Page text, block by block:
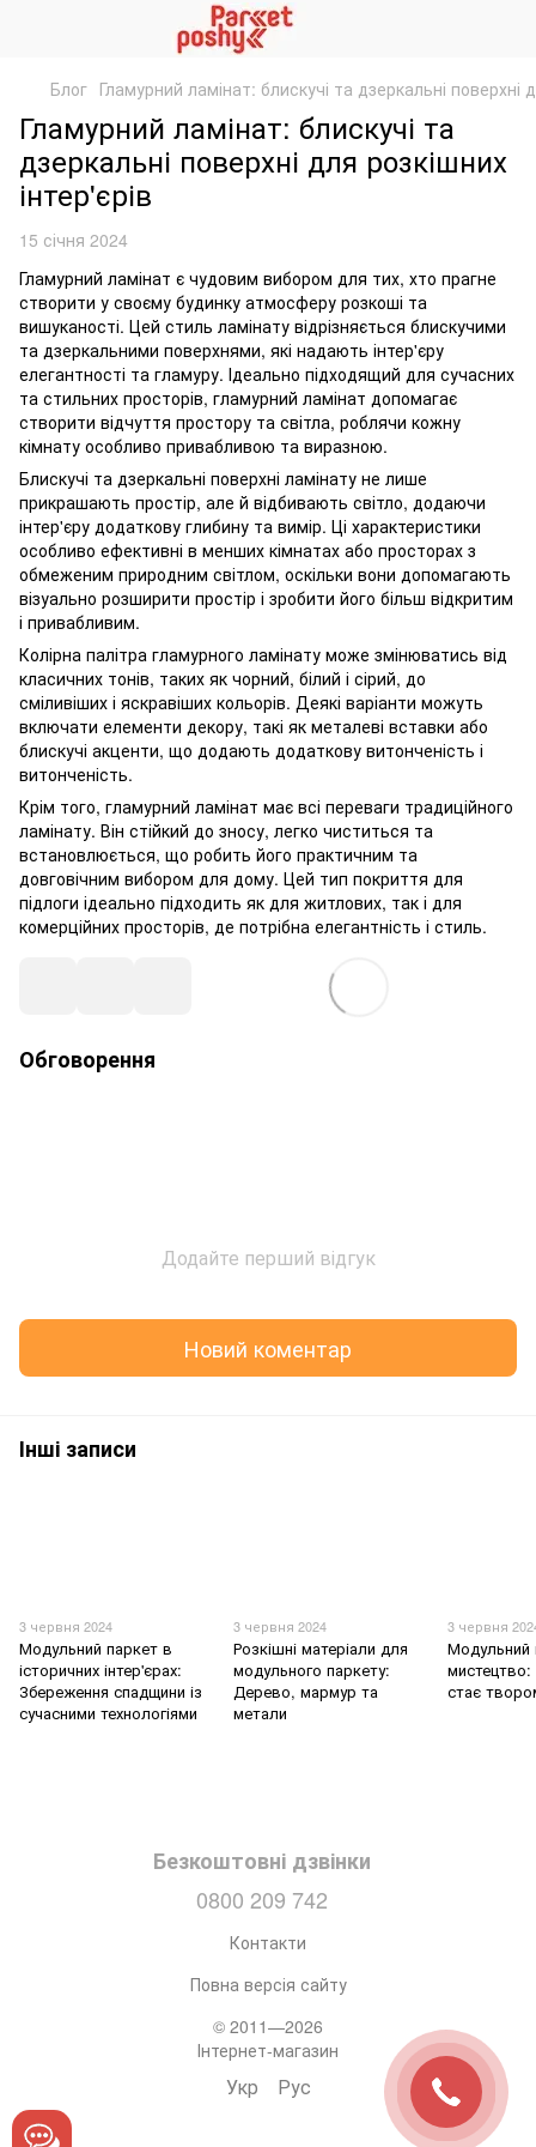
Блог Гламурний ламінат: блискучі та дзеркальні поверхні
Гламурний ламінат: блискучі та
дзеркальні поверхні для розкішних
інтер'єрів
15 січня 2024
Гламурний ламінат є чудовим вибором для тих, хто прагне
створити у своєму будинку атмосферу розкоші та
вишуканості. Цей стиль ламінату відрізняється блискучими
та дзеркальними поверхнями, які надають інтер'єру
елегантності та гламуру. Ідеально підходящий для сучасних
та стильних просторів, гламурний ламінат допомагає
створити відчуття простору та світла, роблячи кожну
кімнату особливо привабливою та виразною.
Блискучі та дзеркальні поверхні ламінату не лише
прикрашають простір, але й відбивають світло, додаючи
інтер'єру додаткову глибину та вимір. Ці характеристики
особливо ефективні в менших кімнатах або просторах з
обмеженим природним світлом, оскільки вони допомагають
візуально розширити простір і зробити його більш відкритим
і привабливим.
Колірна палітра гламурного ламінату може змінюватись від
класичних тонів, таких як чорний, білий і сірий, до
сміливіших і яскравіших кольорів. Деякі варіанти можуть
включати елементи декору, такі як металеві вставки або
блискучі акценти, що додають додаткову витонченість і
витонченість.
Крім того, гламурний ламінат має всі переваги традиційного
ламінату. Він стійкий до зносу, легко чиститься та
встановлюється, що робить його практичним та
довговічним вибором для дому. Цей тип покриття для
підлоги ідеально підходить як для житлових, так і для
комерційних просторів, де потрібна елегантність і стиль.
Обговорення
Додайте перший відгук
Новий коментар
Інші записи
3 червня 2024
Модульний паркет в
історичних інтер'єрах:
Збереження спадщини із
сучасними технологіями
3 червня 2024
Розкішні матеріали для
модульного паркету:
Дерево, мармур та
метали
3 червня
Модульний
мистецтво:
стає
Безкоштовні дзвінки
0800 209 742
Контакти
Повна версія сайту
© 2011—2026
Інтернет-магазин
Укр Рус